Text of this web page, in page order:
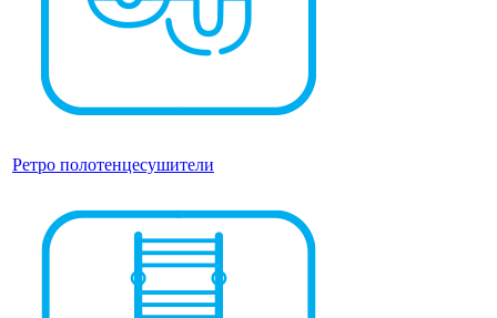
Ретро полотенцесушители